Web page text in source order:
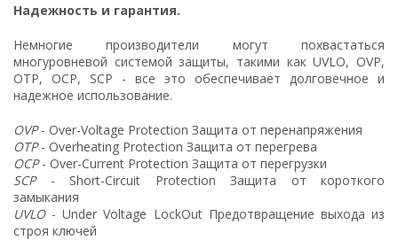
Надежность и гарантия.
Немногие производители могут похвастаться
многуровневой системой защиты, такими как UVLO, OVP,
OTP, OCP, SCP - все это обеспечивает долговечное и
надежное использование.
OVP- Over-Voltage Protection Защита от перенапряжения
OTP- Overheating Protection Защита от перегрева
OCP- Over-Current Protection Защита от перегрузки
SCP- Short-Circuit Protection Защита от короткого
замыкания
UVLO- Under Voltage LockOut Предотвращение выхода из
строя ключей